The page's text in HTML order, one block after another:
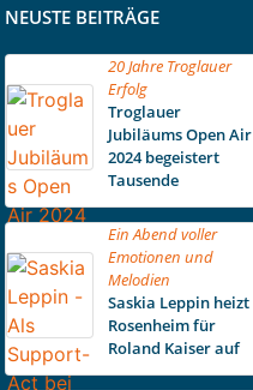
NEUSTE BEITRÄGE
20 Jahre Troglauer
Erfolg
Troglauer
Jubiläums Open Air
2024 begeistert
Tausende
Ein Abend voller
Emotionen und
Melodien
Saskia Leppin heizt
Rosenheim für
Roland Kaiser auf